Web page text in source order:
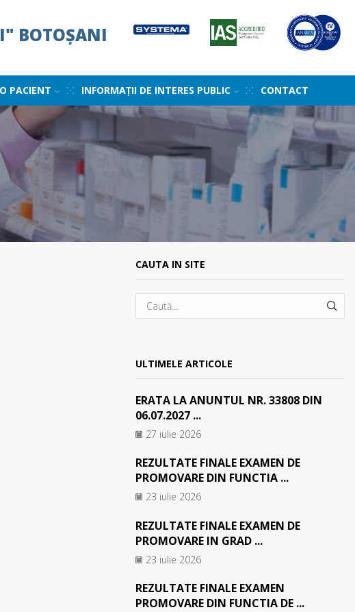
BOTOȘANI
PACIENT INFORMAȚII DE INTERES PUBLIC CONTACT
CAUTA IN SITE
ULTIMELE ARTICOLE
ERATA LA ANUNTUL NR. 33808 DIN
06.07.2027 ...
27 iulie 2026
REZULTATE FINALE EXAMEN DE
PROMOVARE DIN FUNCTIA ...
23 iulie 2026
REZULTATE FINALE EXAMEN DE
PROMOVARE IN GRAD ...
23 iulie 2026
REZULTATE FINALE EXAMEN
PROMOVARE DIN FUNCTIA DE ...